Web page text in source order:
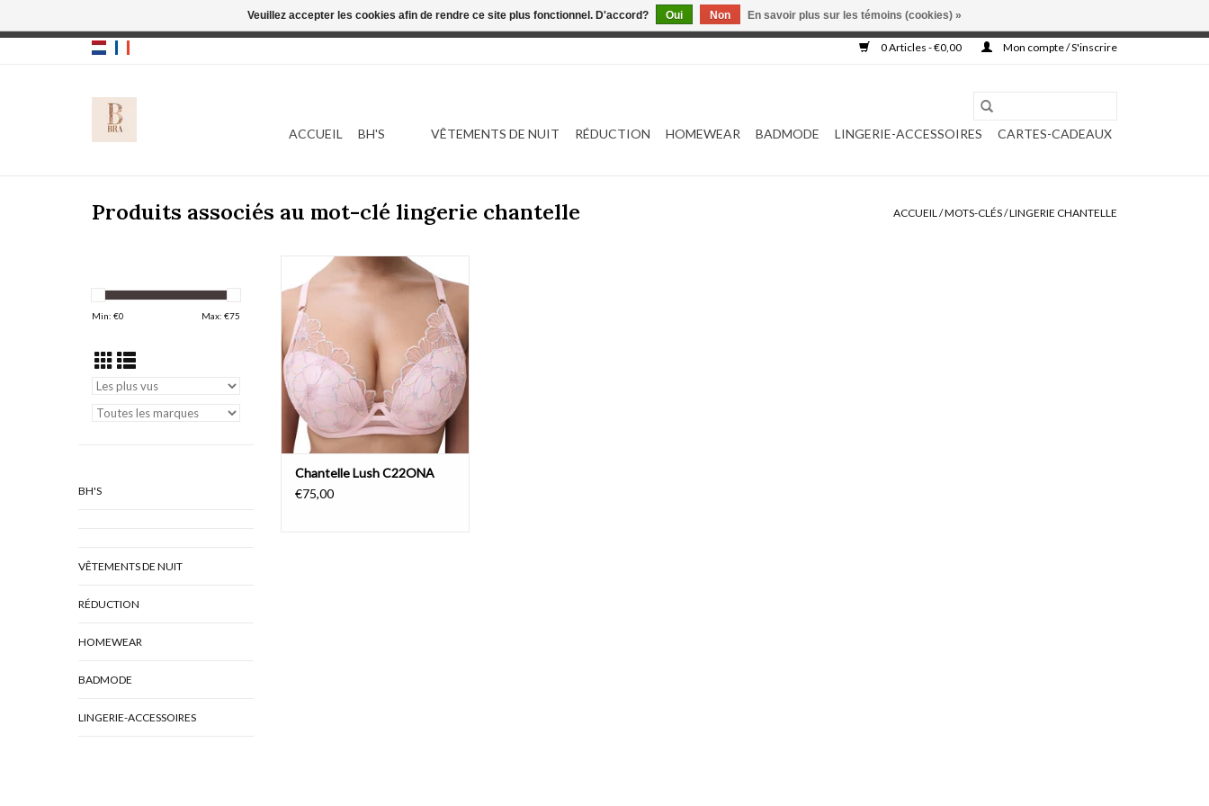
0 Articles - €0,00 Mon compte / S'inscrire
ACCUEIL BH'S VÊTEMENTS DE NUIT RÉDUCTION HOMEWEAR BADMODE LINGERIE-ACCESSOIRES CARTES-CADEAUX
Produits associés au mot-clé lingerie chantelle ACCUEIL/MOTS-CLÉS/LINGERIE CHANTELLE
Min: €0 Max: €75
BH'S
VÊTEMENTS DE NUIT
RÉDUCTION
HOMEWEAR
BADMODE
LINGERIE-ACCESSOIRES
Chantelle Lush C22ONA
AJOUTER AU PANIER
Chantelle Lush C22ONA
€75,00
Veuillez accepter les cookies afin de rendre ce site plus fonctionnel. D'accord? Oui Non En savoir plus sur les témoins (cookies) »
Cette boutique est en construction. Toute commande passée ne sera ni traitée, ni complétée.